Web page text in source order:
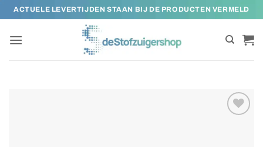
naar
inhoud
ACTUELE LEVERTIJDEN STAAN BIJ DE PRODUCTEN VERMELD